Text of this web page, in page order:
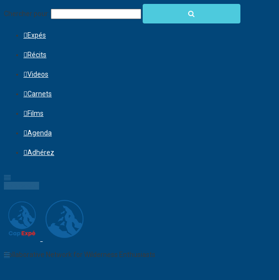
Chercher pour:
Expés
Récits
Videos
Carnets
Films
Agenda
Adhérez
Collaborative Network for Wilderness Enthusiasts